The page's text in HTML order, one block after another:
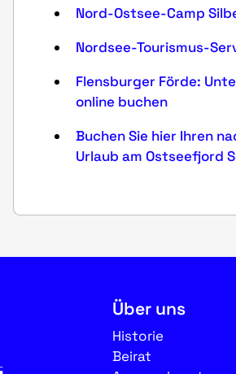
Nord-Ostsee-Camp
Nordsee-Tourismus-
Flensburger Förde:
online buchen
Buchen Sie hier Ihren
Urlaub am Ostseefjord
Über uns
Historie
Beirat